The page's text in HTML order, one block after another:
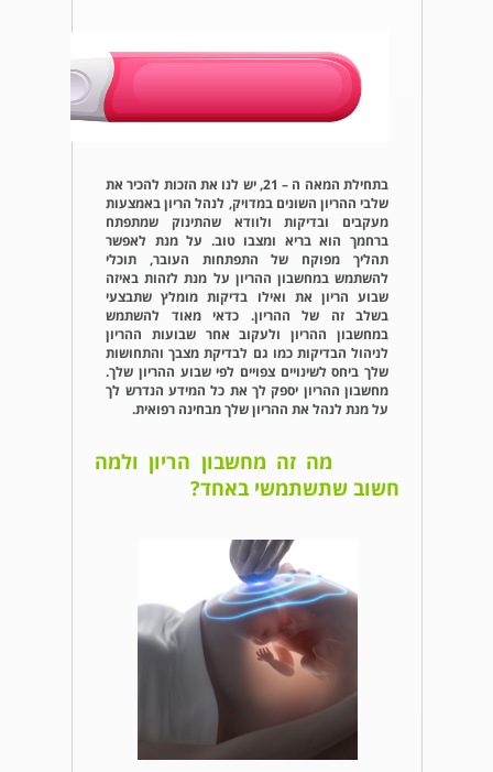
בתחילת המאה ה – 21, יש לנו את הזכות להכיר את
שלבי ההריון השונים במדויק, לנהל הריון באמצעות
מעקבים ובדיקות ולוודא שהתינוק שמתפתח
ברחמך הוא בריא ומצבו טוב. על מנת לאפשר
תהליך מפוקח של התפתחות העובר, תוכלי
להשתמש במחשבון ההריון על מנת לזהות באיזה
שבוע הריון את ואילו בדיקות מומלץ שתבצעי
בשלב זה של ההריון. כדאי מאוד להשתמש
במחשבון ההריון ולעקוב אחר שבועות ההריון
לניהול הבדיקות כמו גם לבדיקת מצבך והתחושות
שלך ביחס לשינויים צפויים לפי שבוע ההריון שלך.
מחשבון ההריון יספק לך את כל המידע הנדרש לך
על מנת לנהל את ההריון שלך מבחינה רפואית.
מה זה מחשבון הריון ולמה
חשוב שתשתמשי באחד?